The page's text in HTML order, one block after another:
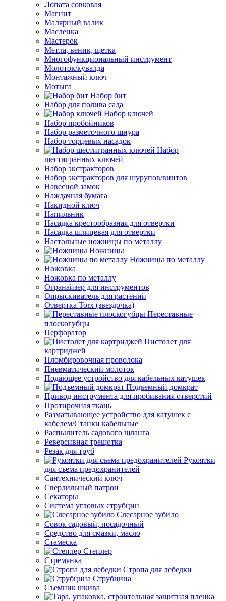
Лопата совковая
Магнит
Малярный валик
Масленка
Мастерок
Метла, веник, щетка
Многофункциональный инструмент
Молоток/кувалда
Монтажный ключ
Мотыга
Набор бит
Набор для полива сада
Набор ключей
Набор пробойников
Набор разметочного шнура
Набор торцевых насадок
Набор
шестигранных ключей
Набор экстракторов
Набор экстракторов для шурупов/винтов
Навесной замок
Наждачная бумага
Накидной ключ
Напильник
Насадка крестообразная для отвертки
Насадка шлицевая для отвертки
Настольные ножницы по металлу
Ножницы
Ножницы по металлу
Ножовка
Ножовка по металлу
Огранайзер для инструментов
Опрыскиватель для растений
Отвертка Torx (звездочка)
Переставные
плоскогубцы
Перфоратор
Пистолет для
картриджей
Пломбировочная проволока
Пневматический молоток
Подающее устройство для кабельных катушек
Подъемный домкрат
Привод инструмента для пробивания отверстий
Протирочная ткань
Разматывающее устройство для катушек с
кабелем/Станки кабельные
Распылитель садового шланга
Реверсивная трещотка
Резак для труб
Рукоятки
для съема предохранителей
Сантехнический ключ
Сверлильный патрон
Секаторы
Система угловых струбцин
Слесарное зубило
Совок садовый, посадочный
Средство для смазки, масло
Стамеска
Степлер
Стремянка
Стропа для лебедки
Струбцина
Съемник шкива